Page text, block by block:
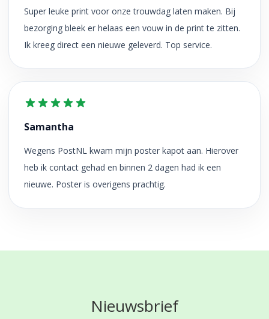
Super leuke print voor onze trouwdag laten maken. Bij
bezorging bleek er helaas een vouw in de print te zitten.
Ik kreeg direct een nieuwe geleverd. Top service.
Samantha
Wegens PostNL kwam mijn poster kapot aan. Hierover
heb ik contact gehad en binnen 2 dagen had ik een
nieuwe. Poster is overigens prachtig.
Nieuwsbrief